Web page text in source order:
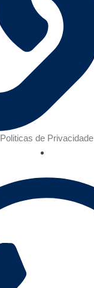
Politicas de Privacidade